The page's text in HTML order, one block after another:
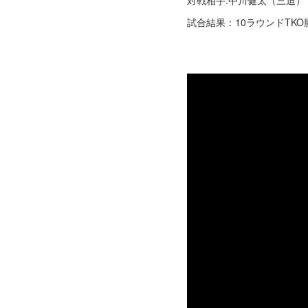
試合結果：10ラウンドTKO